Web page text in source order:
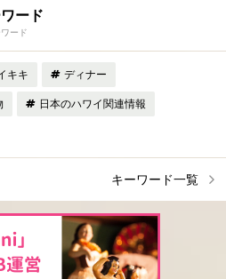
ード
ード
キキ ディナー
日本のハワイ関連情報
キーワード一覧